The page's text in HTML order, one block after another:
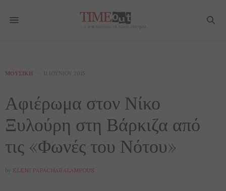
ΜΟΥΣΙΚΉ 11 ΙΟΥΝΊΟΥ 2015
Αφιέρωμα στον Νίκο
Ξυλούρη στη Βάρκιζα από
τις «Φωνές του Νότου»
by ELENI PAPACHARALAMPOUS